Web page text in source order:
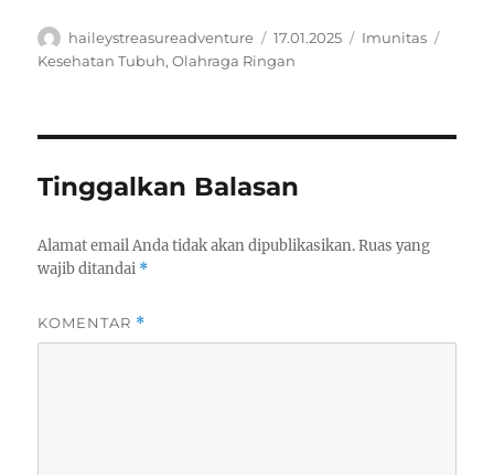
Author
haileystreasureadventure
Posted
on
17.01.2025 Categories
Imunitas
Kesehatan Tubuh,Olahraga Ringan
Tinggalkan Balasan
Alamat email Anda tidak akan dipublikasikan. Ruas yang
wajib ditandai *
KOMENTAR *